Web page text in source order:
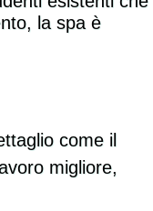
la spa è
come il
migliore,